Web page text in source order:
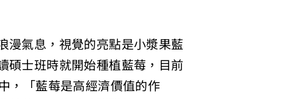
氣息，視覺的亮點是小漿果藍
士班時就開始種植藍莓，目前
，「藍莓是高經濟價值的作